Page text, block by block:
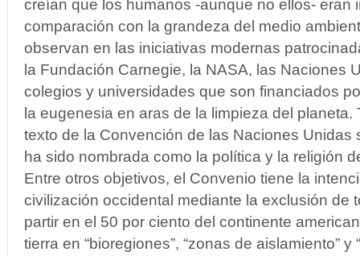
creían que los humanos -aunque no ellos- eran
comparación con la grandeza del medio
observan en las iniciativas modernas
la Fundación Carnegie, la NASA, las Naciones
colegios y universidades que son financiados
la eugenesia en aras de la limpieza del planeta.
texto de la Convención de las Naciones Unidas
ha sido nombrada como la política y la religión
Entre otros objetivos, el Convenio tiene la
civilización occidental mediante la exclusión de
partir en el 50 por ciento del continente
tierra en “bioregiones”, “zonas de aislamiento” y